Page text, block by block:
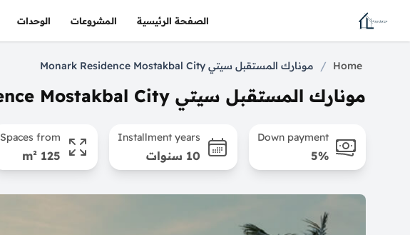
الصفحة الرئيسية المشروعات الوحدات
Home
/ مونارك المستقبل سيتي Monark Residence Mostakbal City
مونارك المستقبل سيتي Monark Residence Mostakbal City
Down payment
5%
Installment years
10 سنوات
Spaces from
125 m²